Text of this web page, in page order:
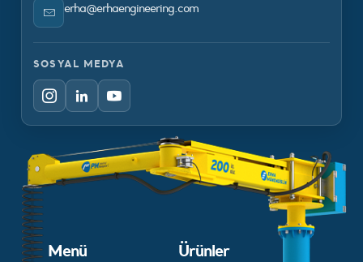
erha@erhaengineering.com
SOSYAL MEDYA
Menü Ürünler